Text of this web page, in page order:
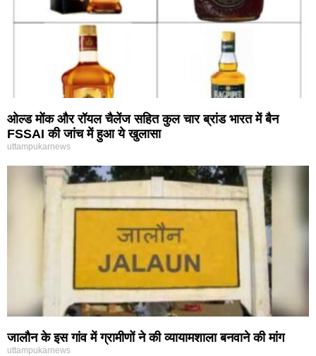
ओल्ड मोंक और रॉयल चैलेंज सहित कुल चार ब्रांड भारत में बैन
FSSAI की जांच में हुआ ये खुलासा
uttampukarnews
जालौन के इस गांव में ग्रामीणों ने की व्यायामशाला बनवाने की मांग
uttampukarnews